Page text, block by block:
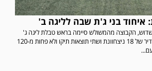
בני ג'ת שבה לליגה ב'
הקבוצה מהמשולש סיימה בראש טבלת ליגה ג'
מחוז יזרעאל עם מאזן נדיר של 18 ניצחוונת ושתי תוצאות תיקו ולא פחות מ-120